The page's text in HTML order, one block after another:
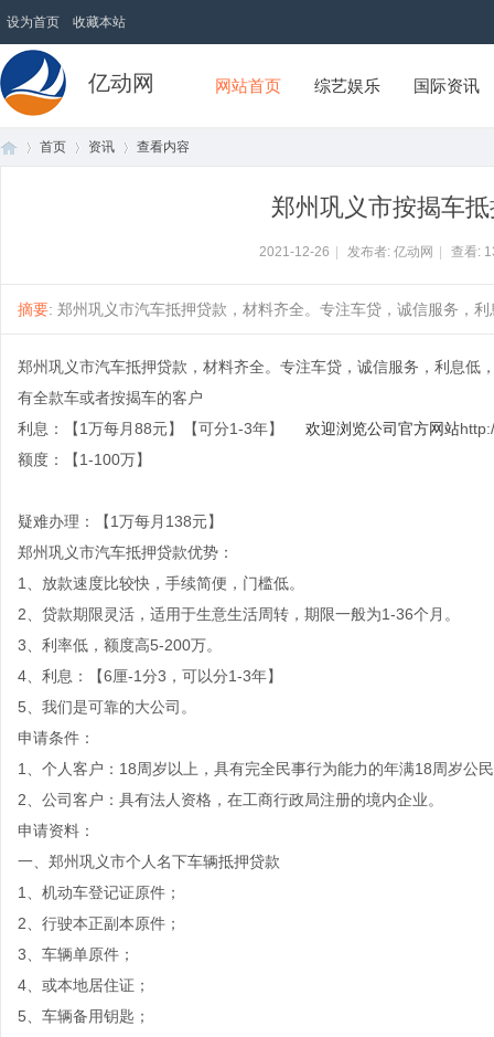
设为首页 收藏本站
亿动网 网站首页 综艺娱乐 国际资讯
首页 资讯 查看内容
郑州巩义市按揭车
2021-12-26 发布者: 亿动网 查看:
摘要: 郑州巩义市汽车抵押贷款，材料齐全。专注车贷，诚信服务，
郑州巩义市汽车抵押贷款，材料齐全。专注车贷，诚信服务，利息低
有全款车或者按揭车的客户
利息：【1万每月88元】【可分1-3年】 欢迎浏览公司官方网站
额度：【1-100万】
疑难办理：【1万每月138元】
郑州巩义市汽车抵押贷款优势：
1、放款速度比较快，手续简便，门槛低。
2、贷款期限灵活，适用于生意生活周转，期限一般为1-36个月。
3、利率低，额度高5-200万。
4、利息：【6厘-1分3，可以分1-3年】
5、我们是可靠的大公司。
申请条件：
1、个人客户：18周岁以上，具有完全民事行为能力的年满18周岁公
2、公司客户：具有法人资格，在工商行政局注册的境内企业。
申请资料：
一、郑州巩义市个人名下车辆抵押贷款
1、机动车登记证原件；
2、行驶本正副本原件；
3、车辆单原件；
4、或本地居住证；
5、车辆备用钥匙；